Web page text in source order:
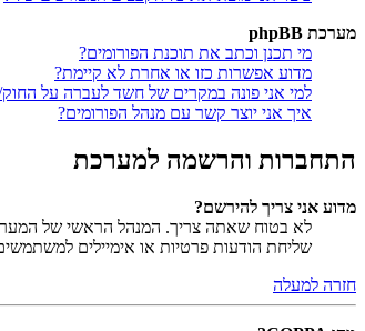
מערכת phpBB
מי תכנן וכתב את תוכנת הפורומים?
מדוע אפשרות כזו או אחרת לא קיימת?
למי אני פונה במקרים של חשד לעברה על
איך אני יוצר קשר עם מנהל הפורומים?
התחברות והרשמה למערכת
מדוע אני צריך להירשם?
לא בטוח שאתה צריך. המנהל הראשי של
שליחת הודעות פרטיות או אימיילים
חזרה למעלה